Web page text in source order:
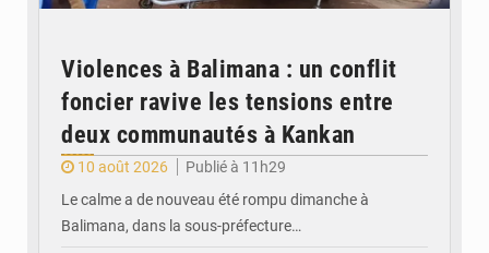
Violences à Balimana : un conflit
foncier ravive les tensions entre
deux communautés à Kankan
10 août 2026
Publié à 11h29
Le calme a de nouveau été rompu dimanche à
Balimana, dans la sous-préfecture…